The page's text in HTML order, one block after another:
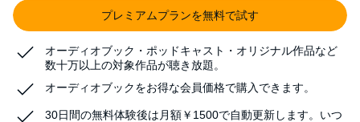
プレミアムプランを無料で試す
オーディオブック・ポッドキャスト・オリジナル作品など
数十万以上の対象作品が聴き放題。
オーディオブックをお得な会員価格で購入できます。
30日間の無料体験後は月額￥1500で自動更新します。いつ